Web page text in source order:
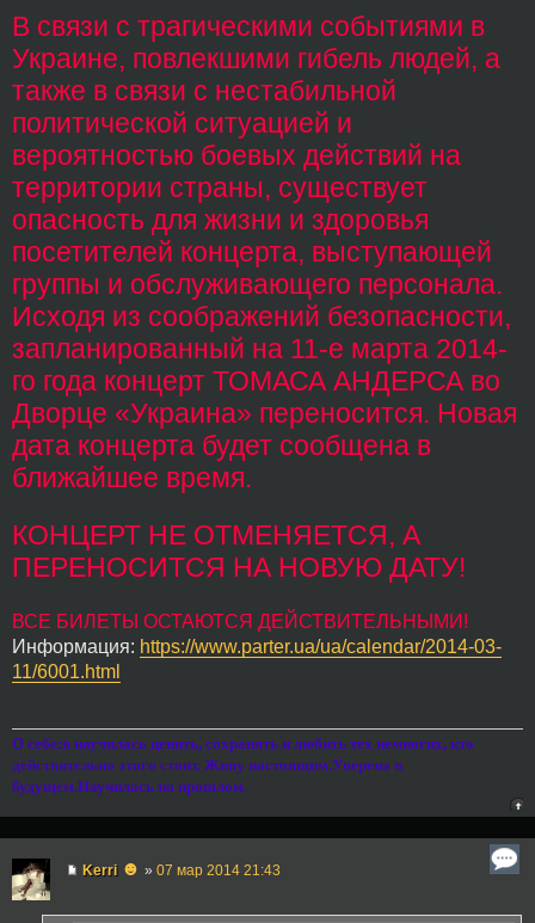
В связи с трагическими событиями в
Украине, повлекшими гибель людей, а
также в связи с нестабильной
политической ситуацией и
вероятностью боевых действий на
территории страны, существует
опасность для жизни и здоровья
посетителей концерта, выступающей
группы и обслуживающего персонала.
Исходя из соображений безопасности,
запланированный на 11-е марта 2014-
го года концерт ТОМАСА АНДЕРСА во
Дворце «Украина» переносится. Новая
дата концерта будет сообщена в
ближайшее время.
КОНЦЕРТ НЕ ОТМЕНЯЕТСЯ, А
ПЕРЕНОСИТСЯ НА НОВУЮ ДАТУ!
ВСЕ БИЛЕТЫ ОСТАЮТСЯ ДЕЙСТВИТЕЛЬНЫМИ!
Информация: https://www.parter.ua/ua/calendar/2014-03-
11/6001.html
О себе:я научилась ценить, сохранять и любить тех немногих, кто
действительно этого стоит. Живу настоящим.Уверена в
будущем.Научилась на прошлом.
Kerri ☻ » 07 мар 2014 21:43